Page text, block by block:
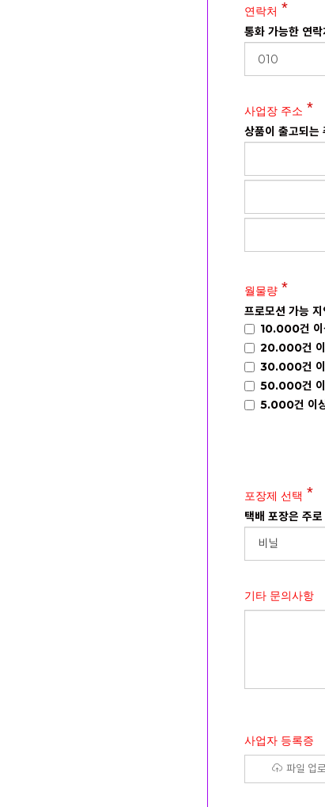
연락처
통화 가능한 연
사업장 주소
상품이 출고되는
월물량
프로모션 가능
10.000건 이
20.000건
30.000건
50.000건
5.000건 이
포장제 선택
택배 포장은 주
기타 문의사항
사업자 등록증
파일 업